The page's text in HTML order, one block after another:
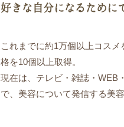
好きな自分になるために
これまでに約1万個以上コス
格を10個以上取得。
現在は、テレビ・雑誌・WEB
で、美容について発信する美